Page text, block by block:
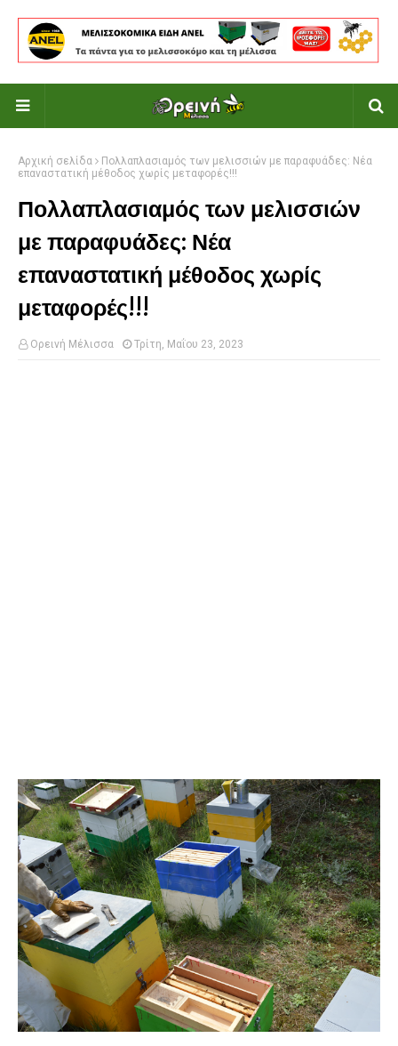
Αρχική σελίδα
Πολλαπλασιαμός των μελισσιών με παραφυάδες: Νέα
επαναστατική μέθοδος χωρίς μεταφορές!!!
Πολλαπλασιαμός των μελισσιών
με παραφυάδες: Νέα
επαναστατική μέθοδος χωρίς
μεταφορές!!!
Ορεινή Μέλισσα Τρίτη, Μαΐου 23, 2023